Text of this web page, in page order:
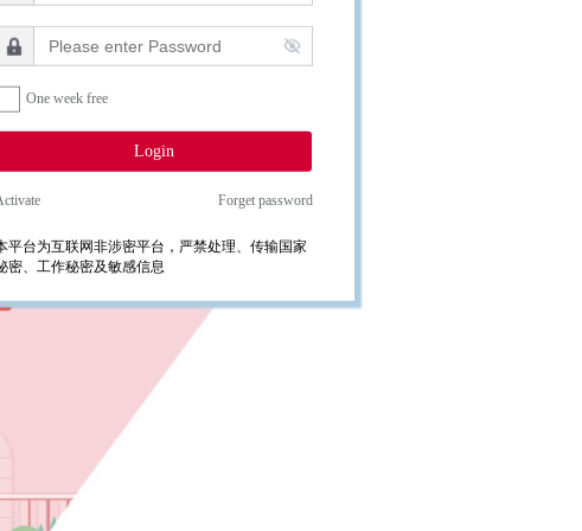
One week free
Login
Forget password
平台为互联网非涉密平台，严禁处理、传输国家
密、工作秘密及敏感信息